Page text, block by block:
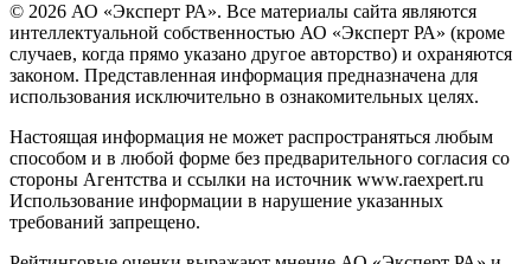
© 2026 АО «Эксперт РА». Все материалы сайта являются
интеллектуальной собственностью АО «Эксперт РА» (кроме
случаев, когда прямо указано другое авторство) и охраняются
законом. Представленная информация предназначена для
использования исключительно в ознакомительных целях.
Настоящая информация не может распространяться любым
способом и в любой форме без предварительного согласия со
стороны Агентства и ссылки на источник www.raexpert.ru
Использование информации в нарушение указанных
требований запрещено.